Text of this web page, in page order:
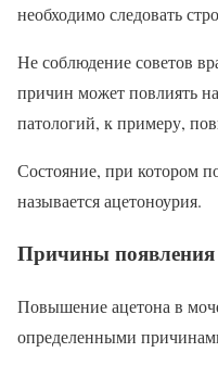
необходимо следовать
Не соблюдение советов
причин может повлиять
патологий, к примеру,
Состояние, при котором
называется ацетоноурия.
Причины появления
Повышение ацетона в
определенными